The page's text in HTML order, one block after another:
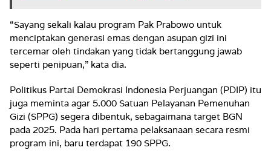
“Sayang sekali kalau program Pak Prabowo untuk
menciptakan generasi emas dengan asupan gizi ini
tercemar oleh tindakan yang tidak bertanggung jawab
seperti penipuan,” kata dia.
Politikus Partai Demokrasi Indonesia Perjuangan (PDIP) itu
juga meminta agar 5.000 Satuan Pelayanan Pemenuhan
Gizi (SPPG) segera dibentuk, sebagaimana target BGN
pada 2025. Pada hari pertama pelaksanaan secara resmi
program ini, baru terdapat 190 SPPG.